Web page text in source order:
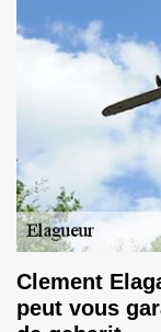
Clement
peut vous